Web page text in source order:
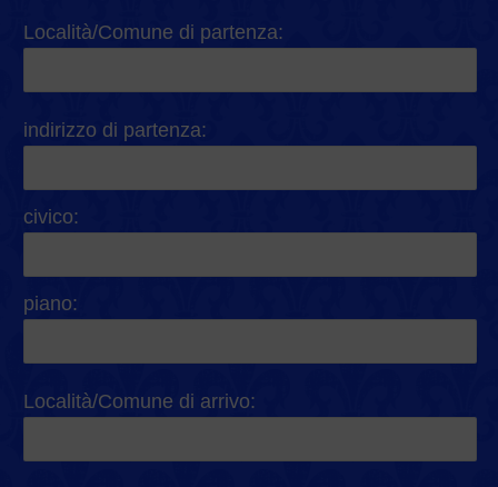
Località/Comune di partenza:
indirizzo di partenza:
civico:
piano:
Località/Comune di arrivo: